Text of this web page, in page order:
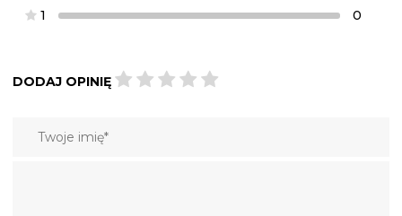
1 0
DODAJ OPINIĘ